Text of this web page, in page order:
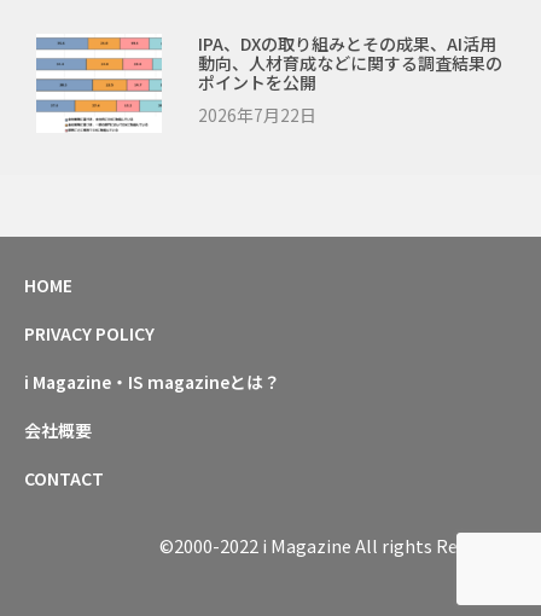
IPA、DXの取り組みとその成果、AI活用
動向、人材育成などに関する調査結果の
ポイントを公開
2026年7月22日
HOME
PRIVACY POLICY
i Magazine・IS magazineとは？
会社概要
CONTACT
©2000-2022 i Magazine All rights Reserved.